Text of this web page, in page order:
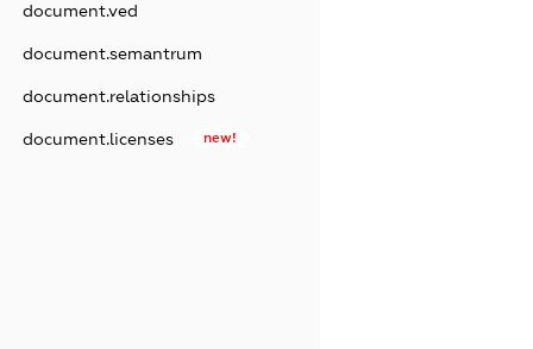
document.ved
document.semantrum
document.relationships
document.licenses new!